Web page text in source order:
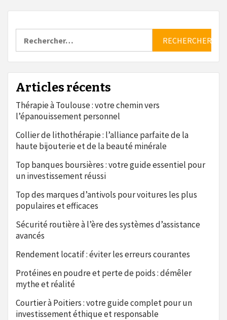
Articles récents
Thérapie à Toulouse : votre chemin vers
l’épanouissement personnel
Collier de lithothérapie : l’alliance parfaite de la
haute bijouterie et de la beauté minérale
Top banques boursières : votre guide essentiel pour
un investissement réussi
Top des marques d’antivols pour voitures les plus
populaires et efficaces
Sécurité routière à l’ère des systèmes d’assistance
avancés
Rendement locatif : éviter les erreurs courantes
Protéines en poudre et perte de poids : démêler
mythe et réalité
Courtier à Poitiers : votre guide complet pour un
investissement éthique et responsable